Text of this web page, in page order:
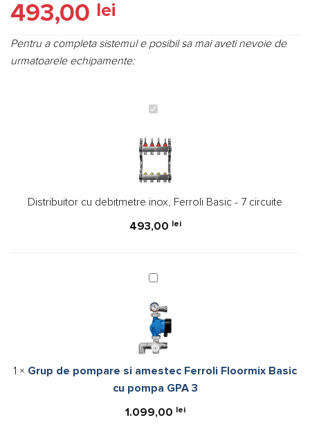
493,00 lei
Pentru a completa sistemul e posibil sa mai aveti nevoie de
urmatoarele echipamente:
Distribuitor
debitmetre
inox,
Ferroli
7
Distribuitor cu debitmetre inox, Ferroli Basic - 7 circuite
493,00 lei
Grup
pompare
si
amestec
Ferroli
Floormix
Basic
1 × Grup de pompare si amestec Ferroli Floormix Basic
cu pompa GPA 3
1.099,00 lei